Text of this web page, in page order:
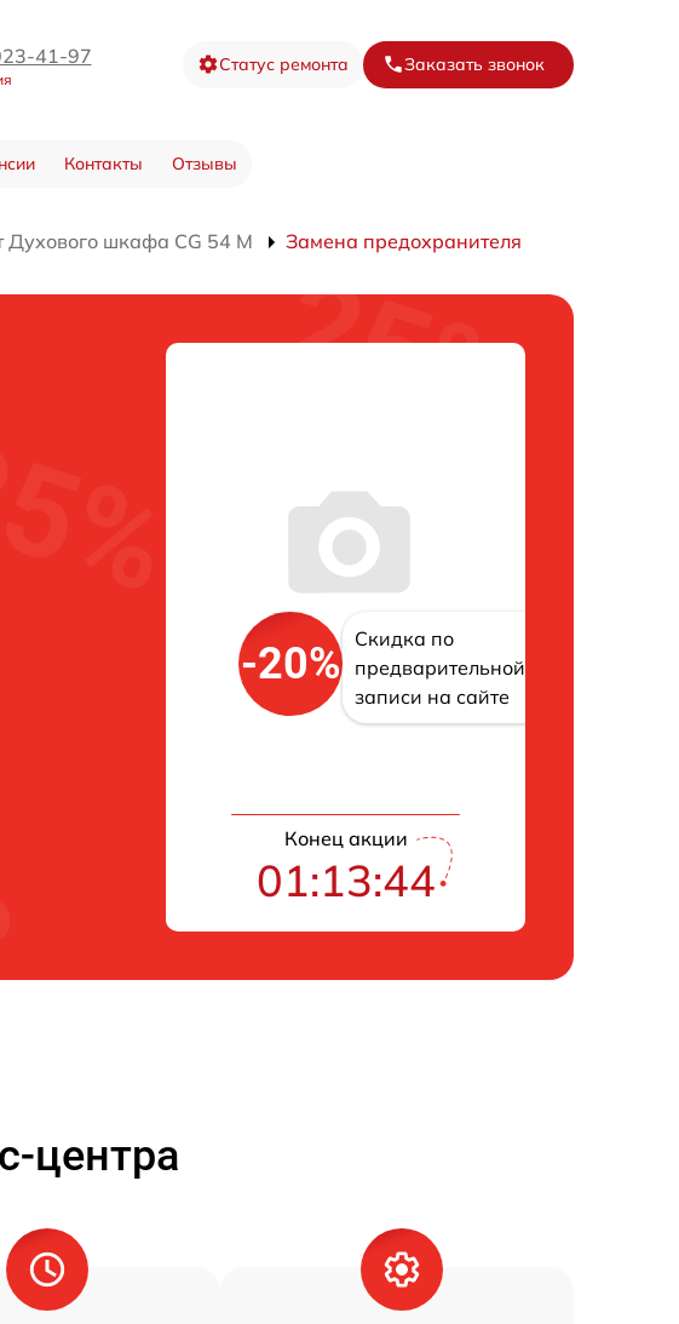
41-97 Статус ремонта Заказать звонок
Контакты Отзывы
Духового шкафа CG 54 M Замена предохранителя
-20%
Скидка по
предварительной
записи на сайте
Конец акции
01:13:43
центра